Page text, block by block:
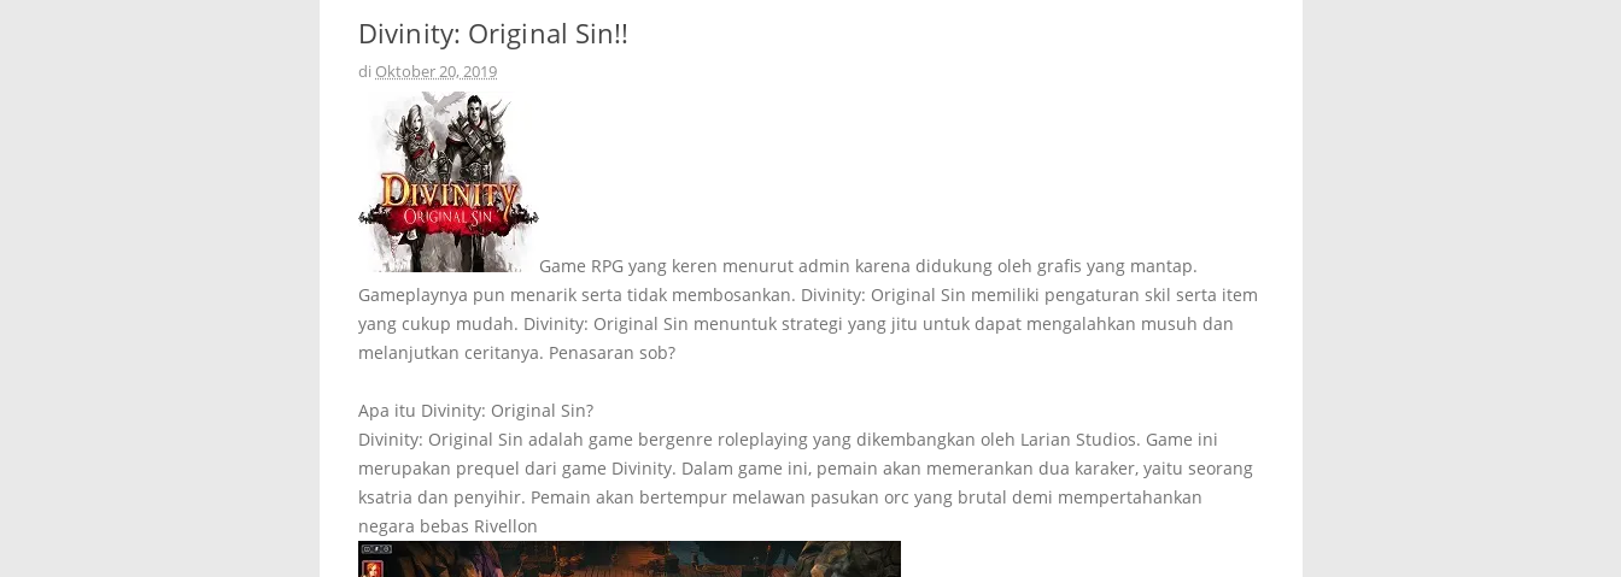
Divinity: Original Sin!!
di Oktober 20, 2019
Game RPG yang keren menurut admin karena didukung oleh grafis yang mantap.
Gameplaynya pun menarik serta tidak membosankan. Divinity: Original Sin memiliki pengaturan skil serta item
yang cukup mudah. Divinity: Original Sin menuntuk strategi yang jitu untuk dapat mengalahkan musuh dan
melanjutkan ceritanya. Penasaran sob?
Apa itu Divinity: Original Sin?
Divinity: Original Sin adalah game bergenre roleplaying yang dikembangkan oleh Larian Studios. Game ini
merupakan prequel dari game Divinity. Dalam game ini, pemain akan memerankan dua karaker, yaitu seorang
ksatria dan penyihir. Pemain akan bertempur melawan pasukan orc yang brutal demi mempertahankan
negara bebas Rivellon